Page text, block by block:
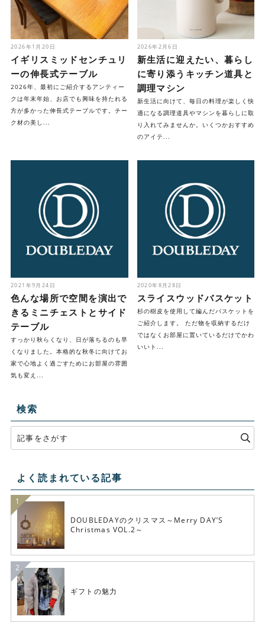
2026年1月20日
イギリスミッドセンチュリ
ーの伸長式テーブル
2026年、最初にご紹介するアンティー
クは年末年始、お店でも興味を持たれる
方が多かった伸長式テーブルです。チー
ク材の美し...
2026年2月6日
新生活に迎えたい、暮らし
に寄り添うキッチン道具と
調理マシン
新生活に向けて、毎日の料理が楽しく快
適になる調理道具やマシンを暮らしに取
り入れてみませんか。いくつかおすすめ
のアイテ...
2021年9月24日
色んな場所で空間を演出で
きるミニチェストとサイド
テーブル
すっかり秋らくなり、日が落ちるのも早
くなりました。本格的な秋冬に向けてお
家で心地よく過ごすためにお部屋の雰囲
気も変え...
2020年8月28日
スライスウッドバスケット
杉の樹皮を使用して編んだバスケットを
ご紹介します。 ただ物を収納するだけ
ではなくお部屋に置いているだけでかわ
いいト...
検索
よく読まれている記事
DOUBLEDAYのクリスマス～Merry DAY’S
Christmas VOL.2～
ギフトの魅力